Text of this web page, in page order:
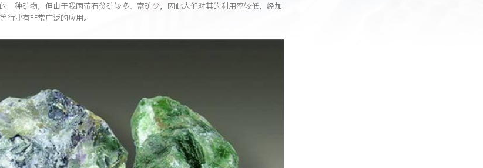
一种矿物，但由于我国萤石贫矿较多、富矿少，因此人们对其的利用率较低，经加
行业有非常广泛的应用。